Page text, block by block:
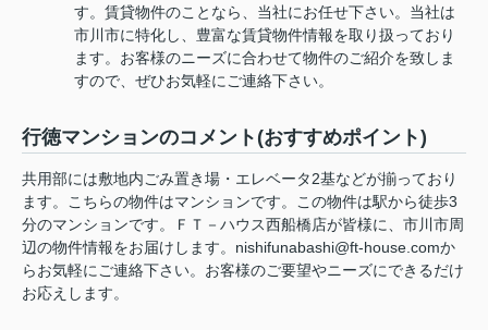
す。賃貸物件のことなら、当社にお任せ下さい。当社は
市川市に特化し、豊富な賃貸物件情報を取り扱っており
ます。お客様のニーズに合わせて物件のご紹介を致しま
すので、ぜひお気軽にご連絡下さい。
行徳マンションのコメント(おすすめポイント)
共用部には敷地内ごみ置き場・エレベータ2基などが揃っており
ます。こちらの物件はマンションです。この物件は駅から徒歩3
分のマンションです。ＦＴ－ハウス西船橋店が皆様に、市川市周
辺の物件情報をお届けします。nishifunabashi@ft-house.comか
らお気軽にご連絡下さい。お客様のご要望やニーズにできるだけ
お応えします。